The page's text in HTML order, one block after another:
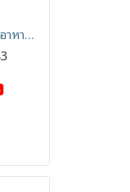
BEABA ชุดกระปุกเก็บอาหาร ฝาปิดสูญญากาศ 6 ชิ้น 250ml.